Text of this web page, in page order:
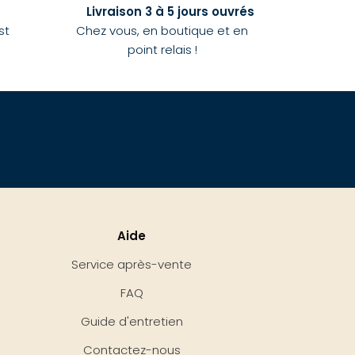
Livraison 3 à 5 jours ouvrés
Chez vous, en boutique et en
point relais !
Aide
Service après-vente
FAQ
Guide d'entretien
Contactez-nous